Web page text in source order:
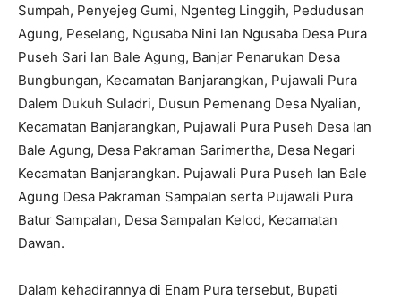
Sumpah, Penyejeg Gumi, Ngenteg Linggih, Pedudusan
Agung, Peselang, Ngusaba Nini lan Ngusaba Desa Pura
Puseh Sari lan Bale Agung, Banjar Penarukan Desa
Bungbungan, Kecamatan Banjarangkan, Pujawali Pura
Dalem Dukuh Suladri, Dusun Pemenang Desa Nyalian,
Kecamatan Banjarangkan, Pujawali Pura Puseh Desa lan
Bale Agung, Desa Pakraman Sarimertha, Desa Negari
Kecamatan Banjarangkan. Pujawali Pura Puseh lan Bale
Agung Desa Pakraman Sampalan serta Pujawali Pura
Batur Sampalan, Desa Sampalan Kelod, Kecamatan
Dawan.
Dalam kehadirannya di Enam Pura tersebut, Bupati